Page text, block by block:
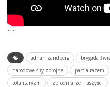
```
adrian zandberg brygada
narodowe siły zbrojne
partia razem
totalitaryzm
zbrodniarze i faszyści